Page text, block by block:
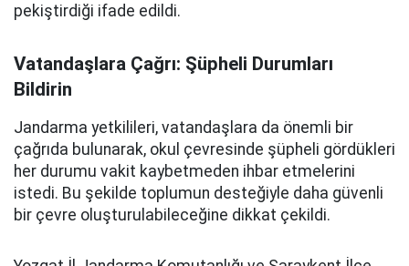
pekiştirdiği ifade edildi.
Vatandaşlara Çağrı: Şüpheli Durumları
Bildirin
Jandarma yetkilileri, vatandaşlara da önemli bir
çağrıda bulunarak, okul çevresinde şüpheli gördükleri
her durumu vakit kaybetmeden ihbar etmelerini
istedi. Bu şekilde toplumun desteğiyle daha güvenli
bir çevre oluşturulabileceğine dikkat çekildi.